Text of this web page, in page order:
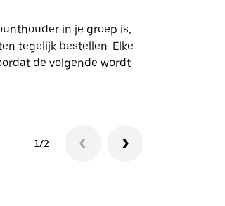
in je groep is,
tegelijk bestellen. Elke
de volgende wordt
1/2